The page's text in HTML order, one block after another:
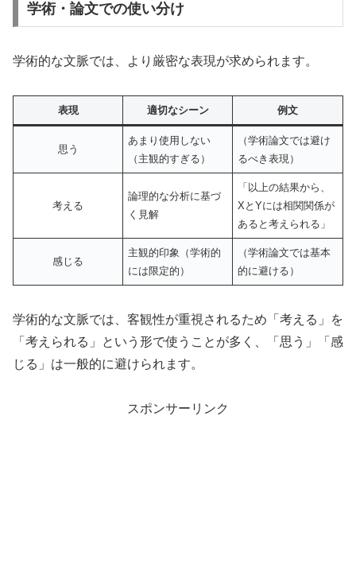
学術・論文での使い分け
学術的な文脈では、より厳密な表現が求められます。
表現 適切なシーン 例文
思う
あまり使用しない
（主観的すぎる）
（学術論文では避け
るべき表現）
考える
論理的な分析に基づ
く見解
「以上の結果から、
XとYには相関関係が
あると考えられる」
感じる
主観的印象（学術的
には限定的）
（学術論文では基本
的に避ける）
学術的な文脈では、客観性が重視されるため「考える」を
「考えられる」という形で使うことが多く、「思う」「感
じる」は一般的に避けられます。
スポンサーリンク